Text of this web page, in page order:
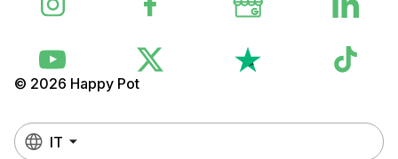
© 2026 Happy Pot
IT